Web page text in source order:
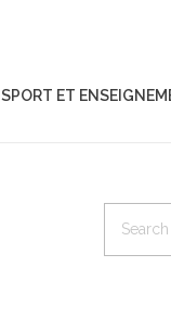
SPORT ET